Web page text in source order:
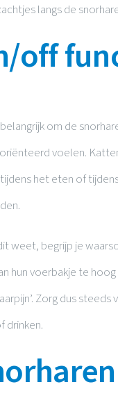
langs de
off
om de
voelen.
het eten of
weet, begrijp je
hun voerbakje te
Zorg dus
drinken.